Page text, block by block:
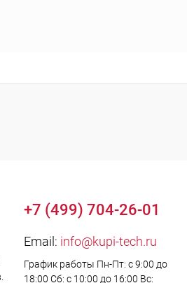
+7 (499) 704-26-01
Email: info@kupi-tech.ru
График работы Пн-Пт: с 9:00 до
18:00 Сб: с 10:00 до 16:00 Вс: